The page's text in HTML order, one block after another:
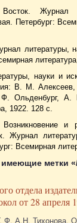
Восток. Журнал
Петербург:
литературы,
науки и
В. М.
Ольденбург, А.
1922. 128 с.
и
Журнал
Всемирная
метки «
отдела
от 28 апреля
Ф. А.Н. Тихонова.